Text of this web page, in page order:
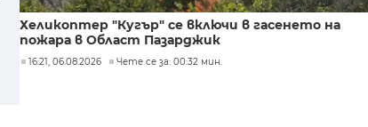
Хеликоптер "Кугър" се включи в гасенето на
пожара в Област Пазарджик
16:21, 06.08.2026 Чете се за: 00:32 мин.